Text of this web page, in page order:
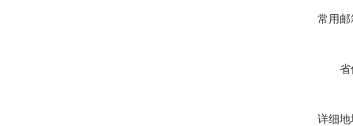
常用邮
省
详细地